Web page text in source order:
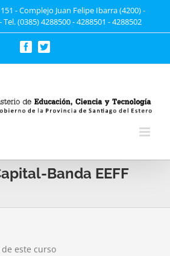
- Complejo Juan Felipe Ibarra (4200) -
(0385) 4288500 - 4288501 - 4288502
FacebookTwitter
Banda EEFF
este curso